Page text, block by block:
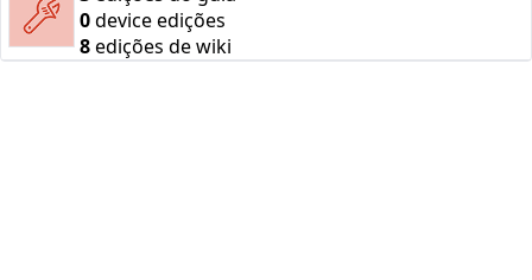
0device edições
8edições de wiki